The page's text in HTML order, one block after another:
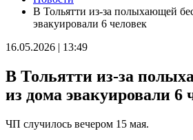
На Самарскую область 9 августа
В Самаре открыли обновленный
В самарском парке Гагарина отметили
В похвистневском парке "Юбилейный"
09.08.2026 | 11:31
В Тольятти из-за полыхающей
эвакуировали 6 человек
16.05.2026 | 13:49
В Тольятти из-за
из дома эвакуировали 6
ЧП случилось вечером 15 мая.